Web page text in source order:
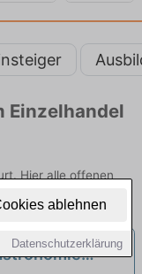
ablehnen
Datenschutzerklärung
Einzelhandel
Hier alle offenen
vergleichen.